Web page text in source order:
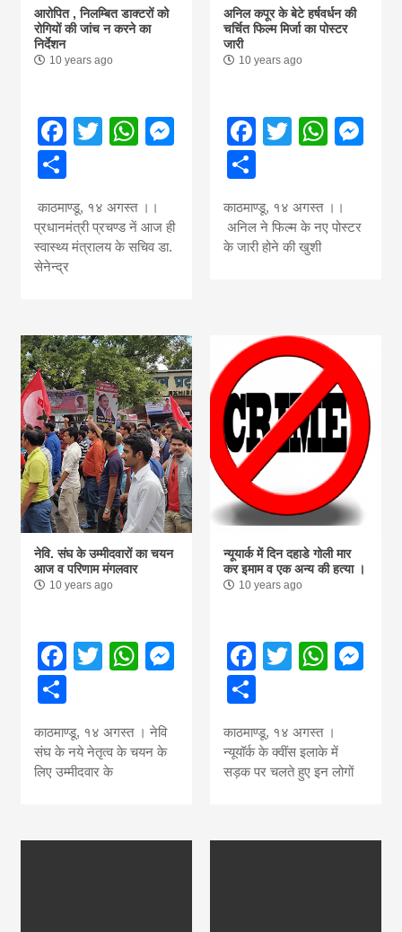
आरोपित , निलम्बित डाक्टरों को
रोगियों की जांच न करने का
निर्देशन
10 years ago
Facebook
TwitterWhatsApp
Messenger
काठमाण्डू, १४ अगस्त ।।
प्रधानमंत्री प्रचण्ड नें आज ही
स्वास्थ्य मंत्रालय के सचिव डा.
सेनेन्द्र
अनिल कपूर के बेटे हर्षवर्धन की
चर्चित फिल्म मिर्जा का पोस्टर
जारी
10 years ago
Facebook
Twitter
Share
काठमाण्डू, १४ अगस्त ।।
अनिल ने फिल्म के नए पोस्टर
के जारी होने की खुशी
नेवि. संघ के उम्मीदवारों का चयन
आज व परिणाम मंगलवार
10 years ago
Facebook
TwitterWhatsApp
Messenger
काठमाण्डू, १४ अगस्त । नेवि
संघ के नये नेतृत्व के चयन के
लिए उम्मीदवार के
न्यूयार्क में दिन दहाडे गोली मार
कर इमाम व एक अन्य की हत्या ।
10 years ago
Facebook
Twitter
Share
काठमाण्डू, १४ अगस्त ।
न्यूयॉर्क के क्वींस इलाके में
सड़क पर चलते हुए इन लोगों